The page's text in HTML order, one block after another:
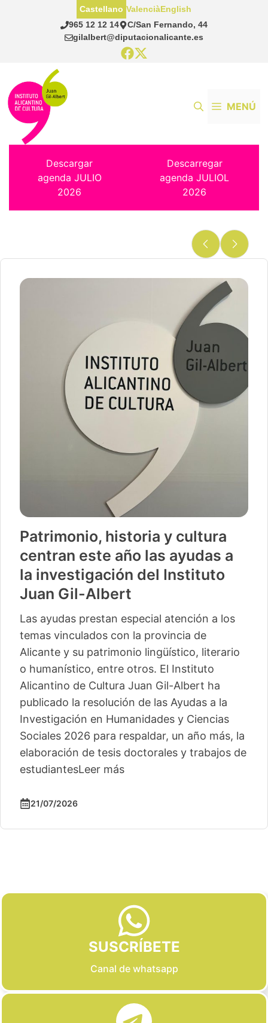
965 12 12 14
C/San Fernando, 44
gilalbert@diputacionalicante.es
Castellano ValenciàEnglish
MENÚ
Descargar
agenda JULIO
2026
Descarregar
agenda JULIOL
2026
Patrimonio, historia y cultura
centran este año las ayudas a
la investigación del Instituto
Juan Gil-Albert
Las ayudas prestan especial atención a los
temas vinculados con la provincia de
Alicante y su patrimonio lingüístico, literario
o humanístico, entre otros. El Instituto
Alicantino de Cultura Juan Gil-Albert ha
publicado la resolución de las Ayudas a la
Investigación en Humanidades y Ciencias
Sociales 2026 para respaldar, un año más, la
elaboración de tesis doctorales y trabajos de
estudiantesLeer más
21/07/2026
SUSCRÍBETE
Canal de whatsapp